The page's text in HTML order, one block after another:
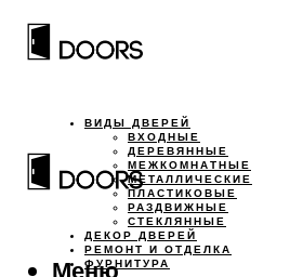
ВИДЫ ДВЕРЕЙ
ВХОДНЫЕ
ДЕРЕВЯННЫЕ
МЕЖКОМНАТНЫЕ
МЕТАЛЛИЧЕСКИЕ
ПЛАСТИКОВЫЕ
РАЗДВИЖНЫЕ
СТЕКЛЯННЫЕ
ДЕКОР ДВЕРЕЙ
РЕМОНТ И ОТДЕЛКА
ФУРНИТУРА
Меню